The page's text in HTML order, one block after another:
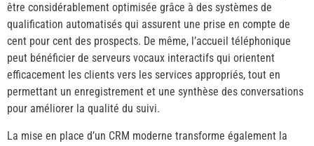
être considérablement optimisée grâce à des systèmes de
qualification automatisés qui assurent une prise en compte de
cent pour cent des prospects. De même, l’accueil téléphonique
peut bénéficier de serveurs vocaux interactifs qui orientent
efficacement les clients vers les services appropriés, tout en
permettant un enregistrement et une synthèse des conversations
pour améliorer la qualité du suivi.
La mise en place d’un CRM moderne transforme également la